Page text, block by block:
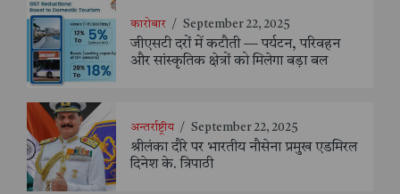
कारोबार / September 22, 2025
जीएसटी दरों में कटौती — पर्यटन, परिवहन
और सांस्कृतिक क्षेत्रों को मिलेगा बड़ा बल
अन्तर्राष्ट्रीय / September 22, 2025
श्रीलंका दौरे पर भारतीय नौसेना प्रमुख एडमिरल
दिनेश के. त्रिपाठी